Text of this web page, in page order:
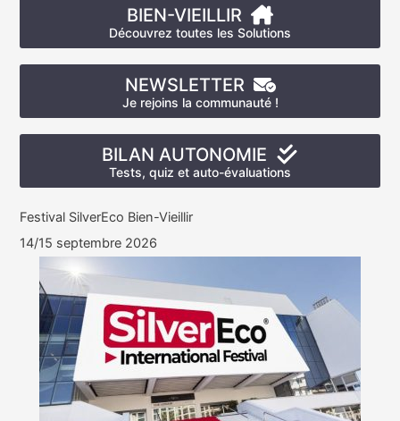
BIEN-VIEILLIR
Découvrez toutes les Solutions
NEWSLETTER
Je rejoins la communauté !
BILAN AUTONOMIE
Tests, quiz et auto-évaluations
Festival SilverEco Bien-Vieillir
14/15 septembre 2026